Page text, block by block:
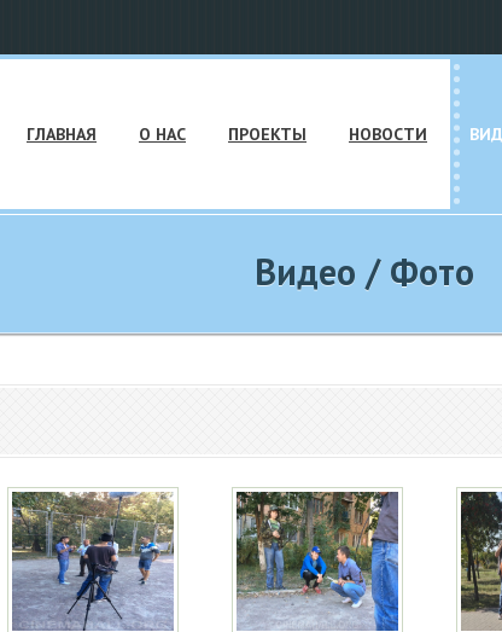
ГЛАВНАЯ О НАС ПРОЕКТЫ НОВОСТИ
Видео / Фото